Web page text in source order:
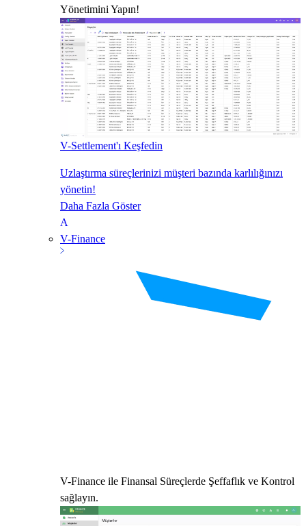
Yönetimini Yapın!
V-Settlement'ı Keşfedin
Uzlaştırma süreçlerinizi müşteri bazında karlılığınızı
yönetin!
Daha Fazla Göster
V-Finance
V-Finance ile Finansal Süreçlerde Şeffaflık ve Kontrol
sağlayın.